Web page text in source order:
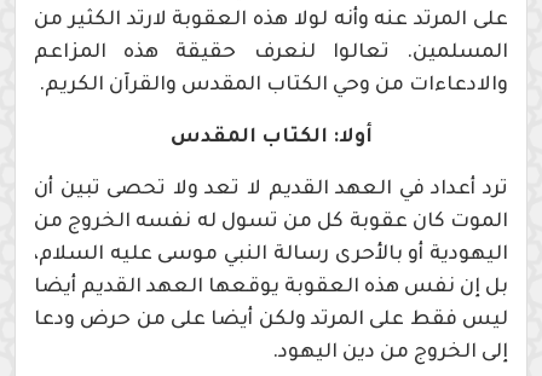
على المرتد عنه وأنه لولا هذه العقوبة لارتد الكثير من
المسلمين. تعالوا لنعرف حقيقة هذه المزاعم
والادعاءات من وحي الكتاب المقدس والقرآن الكريم.
أولا: الكتاب المقدس
ترد أعداد في العهد القديم لا تعد ولا تحصى تبين أن
الموت كان عقوبة كل من تسول له نفسه الخروج من
اليهودية أو بالأحرى رسالة النبي موسى عليه السلام،
بل إن نفس هذه العقوبة يوقعها العهد القديم أيضا
ليس فقط على المرتد ولكن أيضا على من حرض ودعا
إلى الخروج من دين اليهود.